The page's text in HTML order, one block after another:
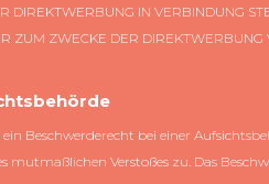
DIREKTWERBUNG IN VERBINDUNG
ZUM ZWECKE DER
Beschwerderecht bei einer
mutmaßlichen Verstoßes zu. Das